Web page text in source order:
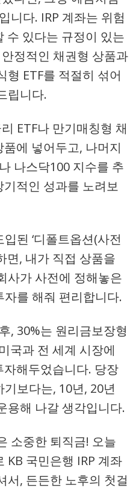
니다. IRP 계좌는 위험
수 있다는 규정이 있는
정적인 채권형 상품과
형 ETF를 적절히 섞어
립니다.
ETF나 만기매칭형 채
에 넣어두고, 나머지
나스닥100 지수를 추
적인 성과를 노려보
된 ‘디폴트옵션(사전
면, 내가 직접 상품을
사가 사전에 정해놓은
를 해줘 편리합니다.
, 30%는 원리금보장형
국과 전 세계 시장에
자해두었습니다. 당장
보다는, 10년, 20년
용해 나갈 생각입니다.
소중한 퇴직금! 오늘
KB 국민은행 IRP 계좌
서, 든든한 노후의 첫걸